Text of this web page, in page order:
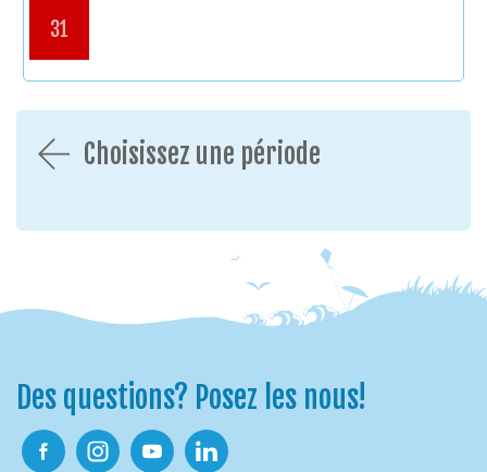
31
Choisissez une période
Des questions? Posez les nous!